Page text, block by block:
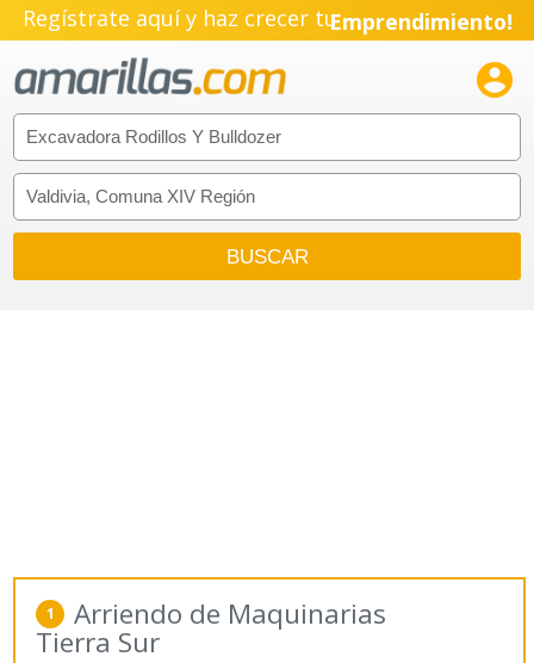
Regístrate aquí y haz crecer tuEmprendimiento!

1 Arriendo de Maquinarias
Tierra Sur